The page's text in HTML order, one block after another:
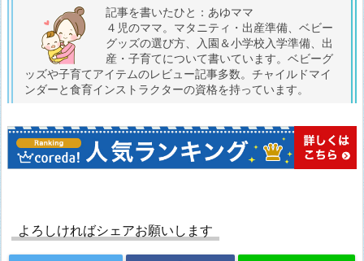
記事を書いたひと：あゆママ
４児のママ。マタニティ・出産準備、ベビー
グッズの選び方、入園＆小学校入学準備、出
産・子育てについて書いています。ベビーグ
ッズや子育てアイテムのレビュー記事多数。チャイルドマイ
ンダーと食育インストラクターの資格を持っています。
よろしければシェアお願いします